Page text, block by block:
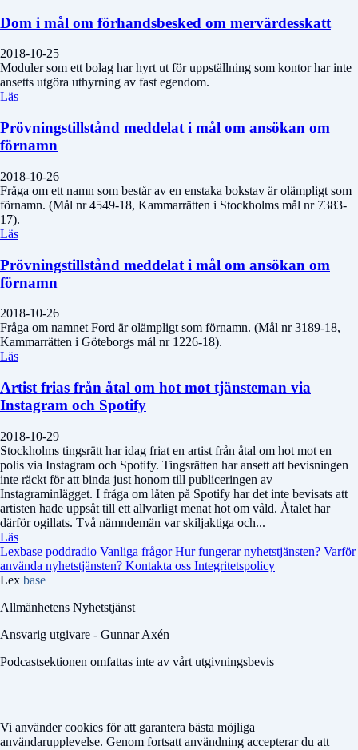
Dom i mål om förhandsbesked om mervärdesskatt
2018-10-25
Moduler som ett bolag har hyrt ut för uppställning som kontor har inte
ansetts utgöra uthyrning av fast egendom.
Läs
Prövningstillstånd meddelat i mål om ansökan om
förnamn
2018-10-26
Fråga om ett namn som består av en enstaka bokstav är olämpligt som
förnamn. (Mål nr 4549-18, Kammarrätten i Stockholms mål nr 7383-
17).
Läs
Prövningstillstånd meddelat i mål om ansökan om
förnamn
2018-10-26
Fråga om namnet Ford är olämpligt som förnamn. (Mål nr 3189-18,
Kammarrätten i Göteborgs mål nr 1226-18).
Läs
Artist frias från åtal om hot mot tjänsteman via
Instagram och Spotify
2018-10-29
Stockholms tingsrätt har idag friat en artist från åtal om hot mot en
polis via Instagram och Spotify. Tingsrätten har ansett att bevisningen
inte räckt för att binda just honom till publiceringen av
Instagraminlägget. I fråga om låten på Spotify har det inte bevisats att
artisten hade uppsåt till ett allvarligt menat hot om våld. Åtalet har
därför ogillats. Två nämndemän var skiljaktiga och...
Läs
Lexbase poddradio Vanliga frågorHur fungerar nyhetstjänsten? Varför
använda nyhetstjänsten? Kontakta oss Integritetspolicy
Lex base
Allmänhetens Nyhetstjänst
Ansvarig utgivare - Gunnar Axén
Podcastsektionen omfattas inte av vårt utgivningsbevis
Vi använder cookies för att garantera bästa möjliga
användarupplevelse. Genom fortsatt användning accepterar du att